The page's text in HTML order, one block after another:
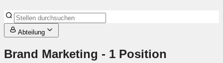
Abteilung
Brand Marketing - 1 Position